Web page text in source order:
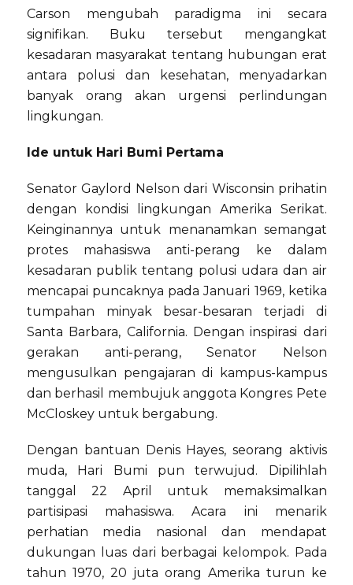
Carson mengubah paradigma ini secara
signifikan. Buku tersebut mengangkat
kesadaran masyarakat tentang hubungan erat
antara polusi dan kesehatan, menyadarkan
banyak orang akan urgensi perlindungan
lingkungan.
Ide untuk Hari Bumi Pertama
Senator Gaylord Nelson dari Wisconsin prihatin
dengan kondisi lingkungan Amerika Serikat.
Keinginannya untuk menanamkan semangat
protes mahasiswa anti-perang ke dalam
kesadaran publik tentang polusi udara dan air
mencapai puncaknya pada Januari 1969, ketika
tumpahan minyak besar-besaran terjadi di
Santa Barbara, California. Dengan inspirasi dari
gerakan anti-perang, Senator Nelson
mengusulkan pengajaran di kampus-kampus
dan berhasil membujuk anggota Kongres Pete
McCloskey untuk bergabung.
Dengan bantuan Denis Hayes, seorang aktivis
muda, Hari Bumi pun terwujud. Dipilihlah
tanggal 22 April untuk memaksimalkan
partisipasi mahasiswa. Acara ini menarik
perhatian media nasional dan mendapat
dukungan luas dari berbagai kelompok. Pada
tahun 1970, 20 juta orang Amerika turun ke